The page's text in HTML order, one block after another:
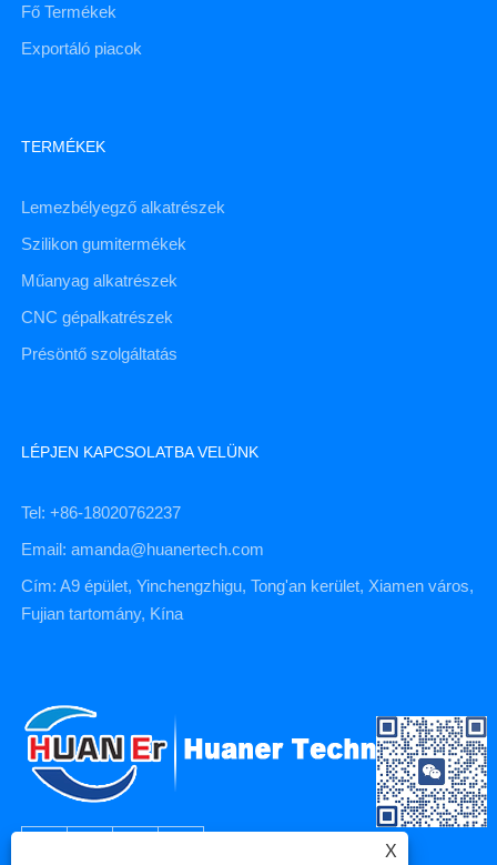
Fő Termékek
Exportáló piacok
TERMÉKEK
Lemezbélyegző alkatrészek
Szilikon gumitermékek
Műanyag alkatrészek
CNC gépalkatrészek
Présöntő szolgáltatás
LÉPJEN KAPCSOLATBA VELÜNK
Tel: +86-18020762237
Email: amanda@huanertech.com
Cím: A9 épület, Yinchengzhigu, Tong'an kerület, Xiamen város,
Fujian tartomány, Kína
X